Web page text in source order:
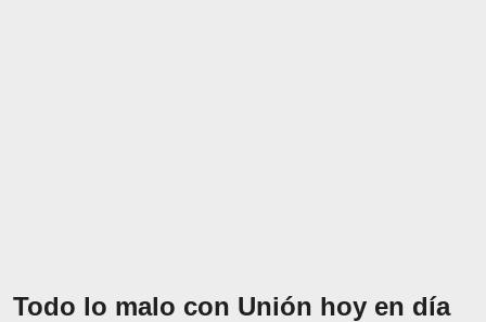
Todo lo malo con Unión hoy en día